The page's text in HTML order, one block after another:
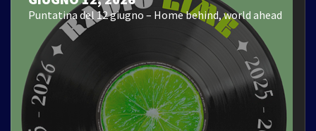
Puntatina del 12 giugno – Home behind, world ahead